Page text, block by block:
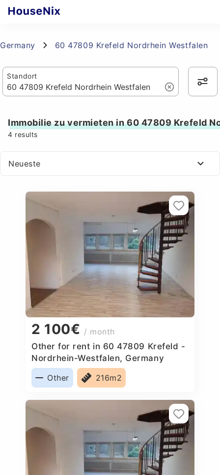
Germany 60 47809 Krefeld Nordrhein Westfalen
Standort
Immobilie zu vermieten in 60 47809 Krefeld
4 results
Neueste
2 100€ / month
Other for rent in 60 47809 Krefeld -
Nordrhein-Westfalen, Germany
Other
216m2